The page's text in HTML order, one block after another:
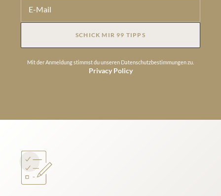
SCHICK MIR 99 TIPPS
Mit der Anmeldung stimmst du unseren Datenschutzbestimmungen zu.
Privacy Policy